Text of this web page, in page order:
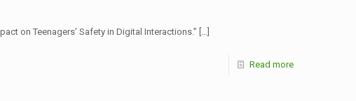
on Teenagers’ Safety in Digital Interactions.” […]
Read more